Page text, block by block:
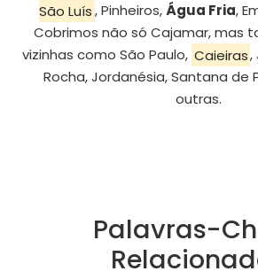
São Luís, Pinheiros,Água Fria,
Cobrimos não só Cajamar, mas
vizinhas como São Paulo, Caieiras,
Rocha, Jordanésia, Santana de
outras.
Palavras-